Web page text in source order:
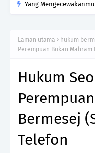
Yang
Laman utama hukum
Perempuan Bukan Mahram
Hukum
Bermesej
Telefon